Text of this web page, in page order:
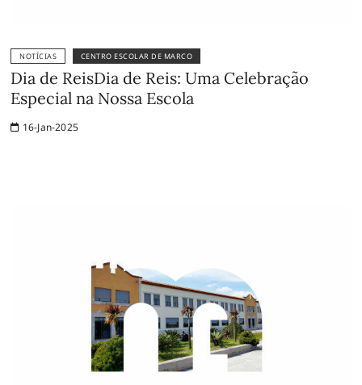
NOTÍCIAS CENTRO ESCOLAR DE MARCO
Dia de ReisDia de Reis: Uma Celebração
Especial na Nossa Escola
16-Jan-2025